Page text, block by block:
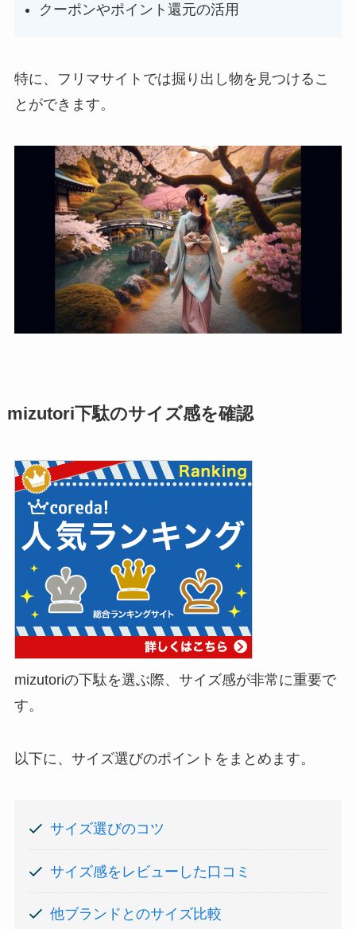
クーポンやポイント還元の活用
特に、フリマサイトでは掘り出し物を見つけるこ
とができます。
mizutori下駄のサイズ感を確認
mizutoriの下駄を選ぶ際、サイズ感が非常に重要で
す。
以下に、サイズ選びのポイントをまとめます。
サイズ選びのコツ
サイズ感をレビューした口コミ
他ブランドとのサイズ比較